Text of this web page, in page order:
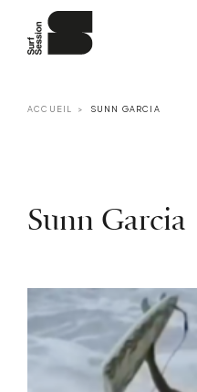
ACCUEIL SUNN GARCIA
Sunn Garcia